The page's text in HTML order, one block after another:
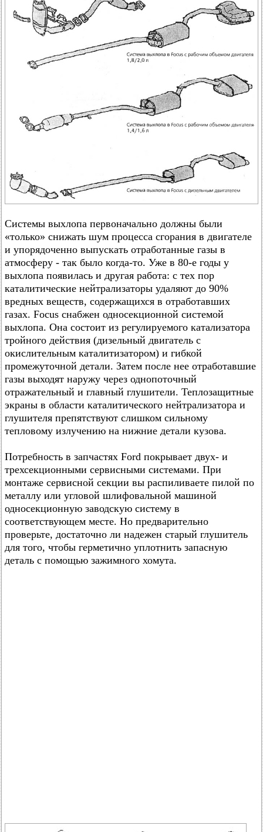
Системы выхлопа первоначально должны были
«только» снижать шум процесса сгорания в двигателе
и упорядоченно выпускать отработанные газы в
атмосферу - так было когда-то. Уже в 80-е годы у
выхлопа появилась и другая работа: с тех пор
каталитические нейтрализаторы удаляют до 90%
вредных веществ, содержащихся в отработавших
газах. Focus снабжен односекционной системой
выхлопа. Она состоит из регулируемого катализатора
тройного действия (дизельный двигатель с
окислительным каталитизатором) и гибкой
промежуточной детали. Затем после нее отработавшие
газы выходят наружу через однопоточный
отражательный и главный глушители. Теплозащитные
экраны в области каталитического нейтрализатора и
глушителя препятствуют слишком сильному
тепловому излучению на нижние детали кузова.
Потребность в запчастях Ford покрывает двух- и
трехсекционными сервисными системами. При
монтаже сервисной секции вы распиливаете пилой по
металлу или угловой шлифовальной машиной
односекционную заводскую систему в
соответствующем месте. Но предварительно
проверьте, достаточно ли надежен старый глушитель
для того, чтобы герметично уплотнить запасную
деталь с помощью зажимного хомута.